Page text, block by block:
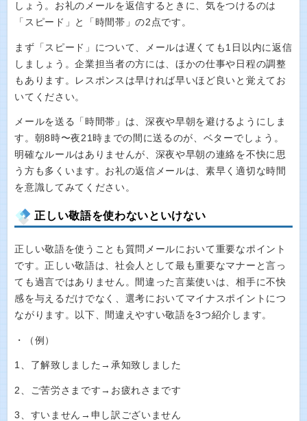
しょう。お礼のメールを返信するときに、気をつけるのは
「スピード」と「時間帯」の2点です。
まず「スピード」について、メールは遅くても1日以内に返信
しましょう。企業担当者の方には、ほかの仕事や日程の調整
もあります。レスポンスは早ければ早いほど良いと覚えてお
いてください。
メールを送る「時間帯」は、深夜や早朝を避けるようにしま
す。朝8時〜夜21時までの間に送るのが、ベターでしょう。
明確なルールはありませんが、深夜や早朝の連絡を不快に思
う方も多くいます。お礼の返信メールは、素早く適切な時間
を意識してみてください。
正しい敬語を使わないといけない
正しい敬語を使うことも質問メールにおいて重要なポイント
です。正しい敬語は、社会人として最も重要なマナーと言っ
ても過言ではありません。間違った言葉使いは、相手に不快
感を与えるだけでなく、選考においてマイナスポイントにつ
ながります。以下、間違えやすい敬語を3つ紹介します。
・（例）
1、了解致しました→承知致しました
2、ご苦労さまです→お疲れさまです
3、すいません→申し訳ございません